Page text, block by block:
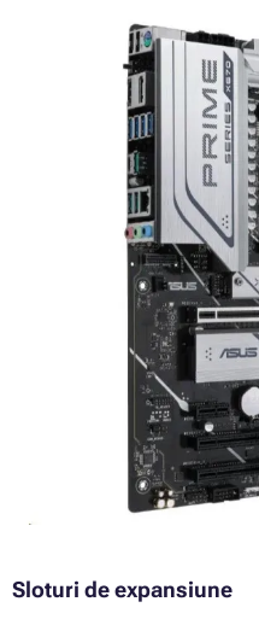
Sloturi de expansiune